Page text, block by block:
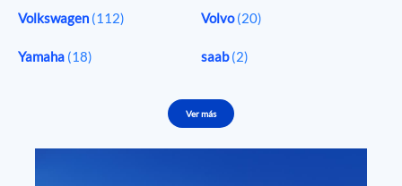
Volkswagen (112) Volvo(20)
Yamaha (18) saab(2)
Ver más